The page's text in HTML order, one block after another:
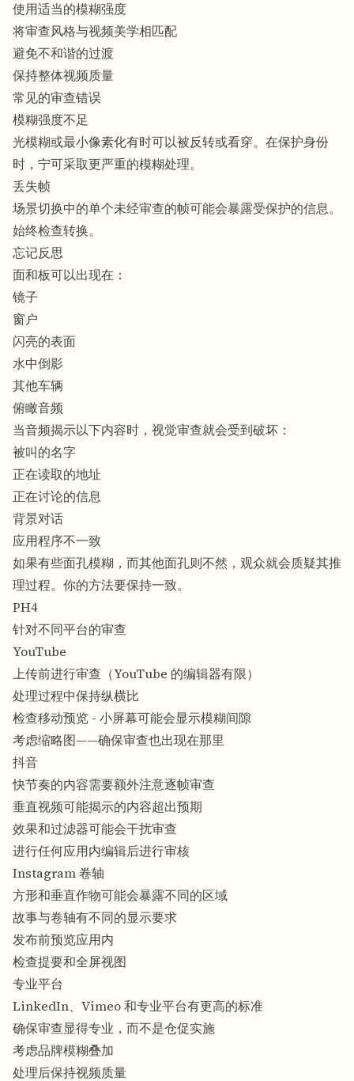
使用适当的模糊强度
将审查风格与视频美学相匹配
避免不和谐的过渡
保持整体视频质量
常见的审查错误
模糊强度不足
光模糊或最小像素化有时可以被反转或看穿。在保护身份
时，宁可采取更严重的模糊处理。
丢失帧
场景切换中的单个未经审查的帧可能会暴露受保护的信息。
始终检查转换。
忘记反思
面和板可以出现在：
镜子
窗户
闪亮的表面
水中倒影
其他车辆
俯瞰音频
当音频揭示以下内容时，视觉审查就会受到破坏：
被叫的名字
正在读取的地址
正在讨论的信息
背景对话
应用程序不一致
如果有些面孔模糊，而其他面孔则不然，观众就会质疑其推
理过程。你的方法要保持一致。
PH4
针对不同平台的审查
YouTube
上传前进行审查（YouTube 的编辑器有限）
处理过程中保持纵横比
检查移动预览 - 小屏幕可能会显示模糊间隙
考虑缩略图——确保审查也出现在那里
抖音
快节奏的内容需要额外注意逐帧审查
垂直视频可能揭示的内容超出预期
效果和过滤器可能会干扰审查
进行任何应用内编辑后进行审核
Instagram 卷轴
方形和垂直作物可能会暴露不同的区域
故事与卷轴有不同的显示要求
发布前预览应用内
检查提要和全屏视图
专业平台
LinkedIn、Vimeo 和专业平台有更高的标准
确保审查显得专业，而不是仓促实施
考虑品牌模糊叠加
处理后保持视频质量